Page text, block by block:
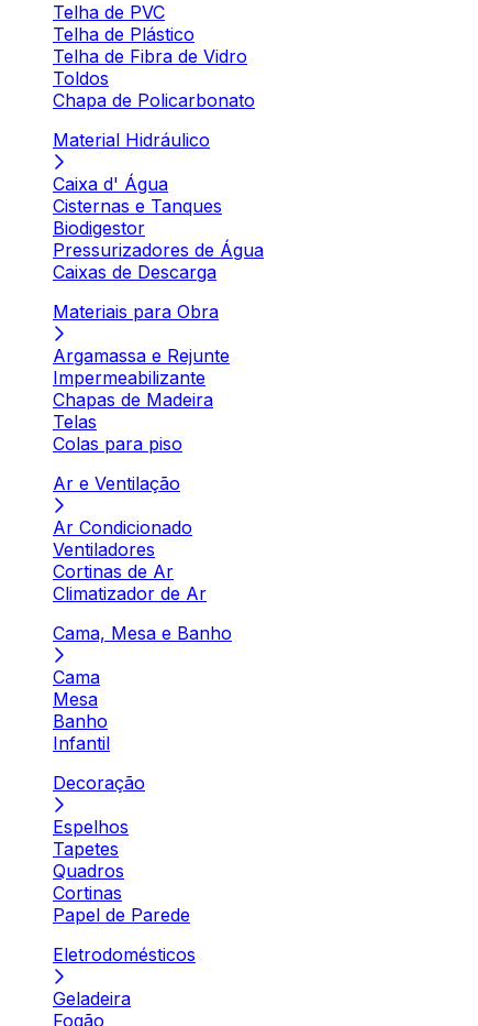
Telha de PVC
Telha de Plástico
Telha de Fibra de Vidro
Toldos
Chapa de Policarbonato
Material Hidráulico
Caixa d' Água
Cisternas e Tanques
Biodigestor
Pressurizadores de Água
Caixas de Descarga
Materiais para Obra
Argamassa e Rejunte
Impermeabilizante
Chapas de Madeira
Telas
Colas para piso
Ar e Ventilação
Ar Condicionado
Ventiladores
Cortinas de Ar
Climatizador de Ar
Cama, Mesa e Banho
Cama
Mesa
Banho
Infantil
Decoração
Espelhos
Tapetes
Quadros
Cortinas
Papel de Parede
Eletrodomésticos
Geladeira
Fogão